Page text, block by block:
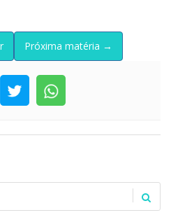
Próxima matéria →